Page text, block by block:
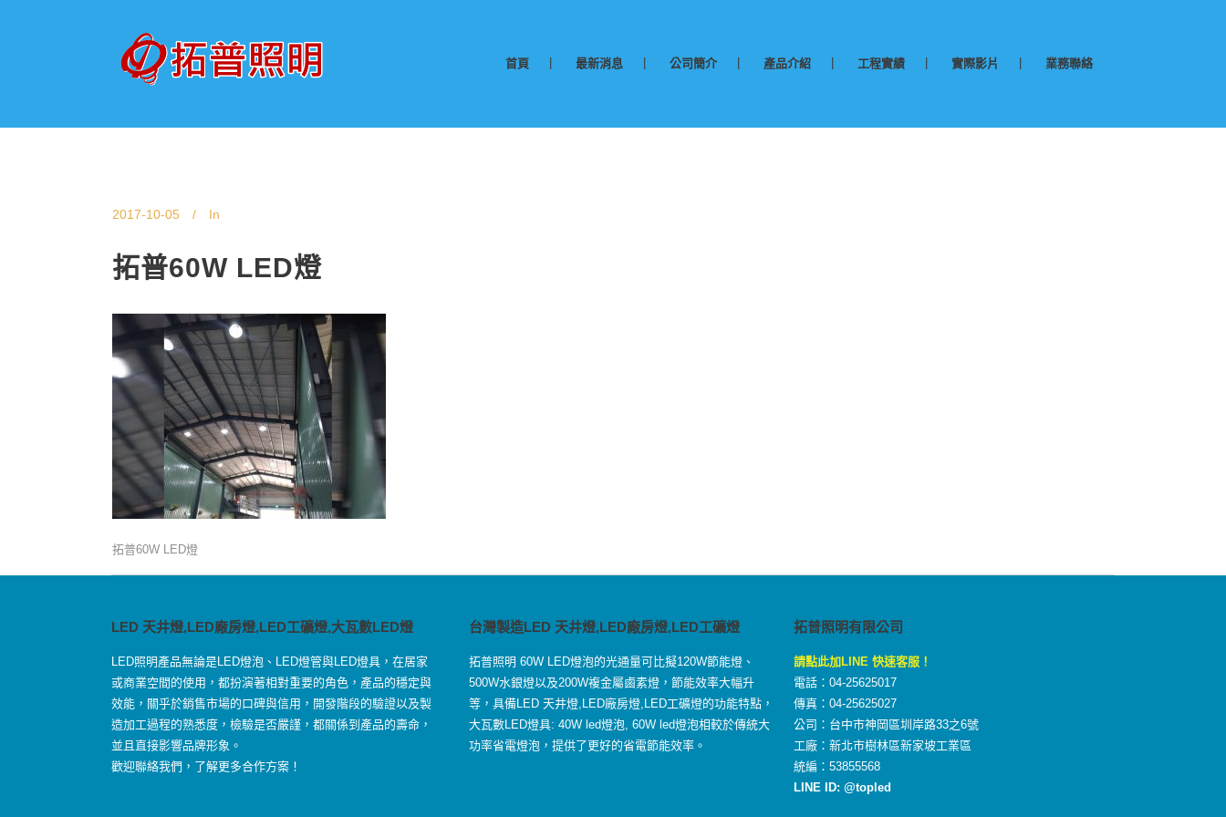
首頁 最新消息 公司簡介 產品介紹 工程實績 實際影片 業務聯絡
2017-10-05 In
拓普60W LED燈
拓普60W LED燈
LED 天井燈,LED廠房燈,LED工礦燈,大瓦數LED燈
LED照明產品無論是LED燈泡、LED燈管與LED燈具，在居家
或商業空間的使用，都扮演著相對重要的角色，產品的穩定與
效能，關乎於銷售市場的口碑與信用，開發階段的驗證以及製
造加工過程的熟悉度，檢驗是否嚴謹，都關係到產品的壽命，
並且直接影響品牌形象。
歡迎聯絡我們，了解更多合作方案！
台灣製造LED 天井燈,LED廠房燈,LED工礦燈
拓普照明 60W LED燈泡的光通量可比擬120W節能燈、
500W水銀燈以及200W複金屬鹵素燈，節能效率大幅升
等，具備LED 天井燈,LED廠房燈,LED工礦燈的功能特點，
大瓦數LED燈具: 40W led燈泡, 60W led燈泡相較於傳統大
功率省電燈泡，提供了更好的省電節能效率。
拓普照明有限公司
請點此加LINE 快速客服！
電話：04-25625017
傳真：04-25625027
公司：台中市神岡區圳岸路33之6號
工廠：新北市樹林區新家坡工業區
統編：53855568
LINE ID: @topled